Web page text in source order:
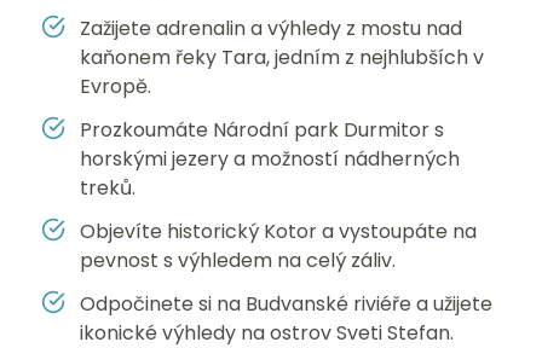
Zažijete adrenalin a výhledy z mostu nad
kaňonem řeky Tara, jedním z nejhlubších v
Evropě.
Prozkoumáte Národní park Durmitor s
horskými jezery a možností nádherných
treků.
Objevíte historický Kotor a vystoupáte na
pevnost s výhledem na celý záliv.
Odpočinete si na Budvanské riviéře a užijete
ikonické výhledy na ostrov Sveti Stefan.